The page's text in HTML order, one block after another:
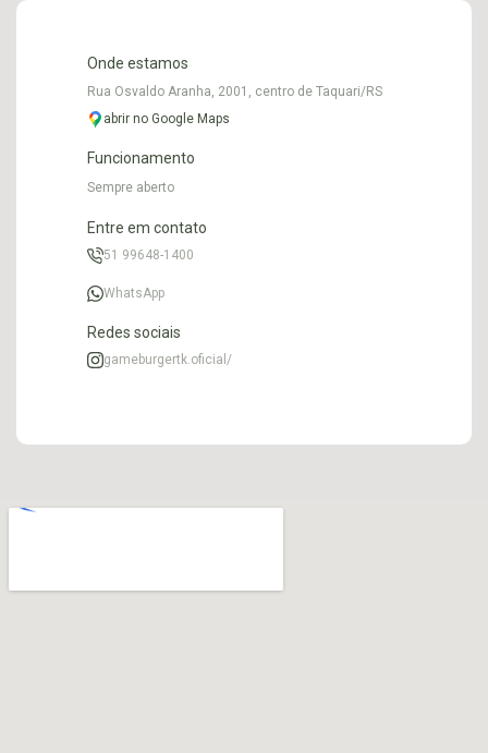
Onde estamos
Rua Osvaldo Aranha, 2001, centro de Taquari/RS
abrir no Google Maps
Funcionamento
Sempre aberto
Entre em contato
51 99648-1400
WhatsApp
Redes sociais
gameburgertk.oficial/